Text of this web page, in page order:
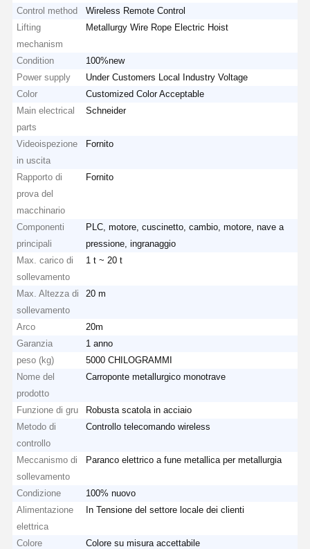
Control method
Wireless Remote Control
Lifting
mechanism
Metallurgy Wire Rope Electric Hoist
Condition
100%new
Power supply
Under Customers Local Industry Voltage
Color
Customized Color Acceptable
Main electrical
parts
Schneider
Videoispezione
in uscita
Fornito
Rapporto di
prova del
macchinario
Fornito
Componenti
principali
PLC, motore, cuscinetto, cambio, motore, nave a
pressione, ingranaggio
Max. carico di
sollevamento
1 t ~ 20 t
Max. Altezza di
sollevamento
20 m
Arco
20m
Garanzia
1 anno
peso (kg)
5000 CHILOGRAMMI
Nome del
prodotto
Carroponte metallurgico monotrave
Funzione di gru
Robusta scatola in acciaio
Metodo di
controllo
Controllo telecomando wireless
Meccanismo di
sollevamento
Paranco elettrico a fune metallica per metallurgia
Condizione
100% nuovo
Alimentazione
elettrica
In Tensione del settore locale dei clienti
Colore
Colore su misura accettabile